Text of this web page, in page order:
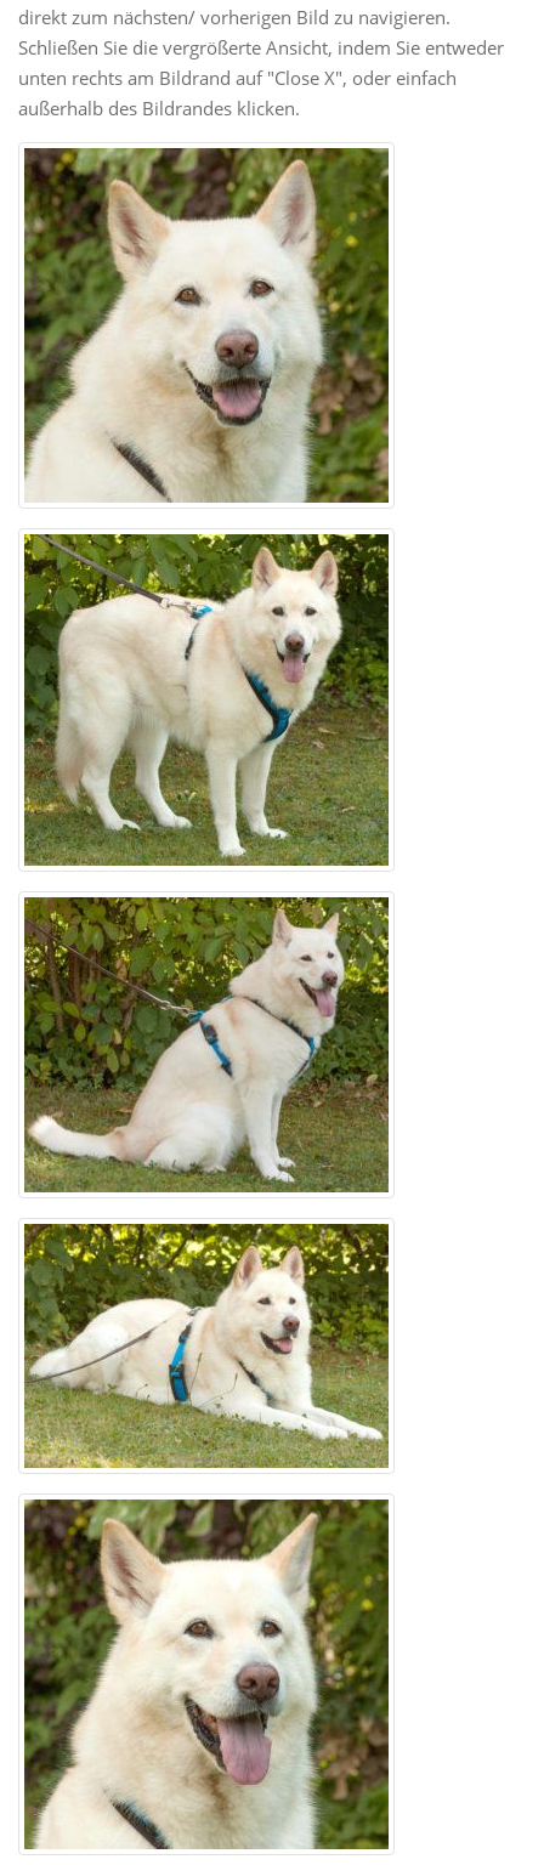
direkt zum nächsten/ vorherigen Bild zu navigieren.
Schließen Sie die vergrößerte Ansicht, indem Sie entweder
unten rechts am Bildrand auf "Close X", oder einfach
außerhalb des Bildrandes klicken.